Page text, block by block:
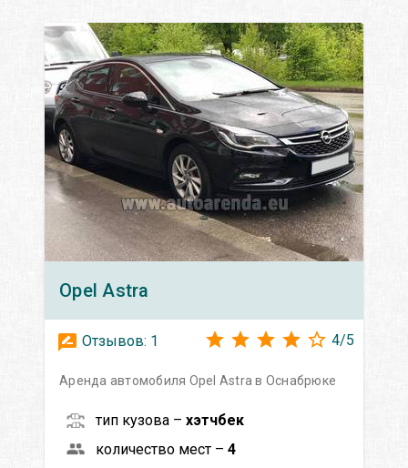
Opel Astra
Отзывов: 1 4/5
Аренда автомобиля Opel Astra в Оснабрюке
тип кузова – хэтчбек
количество мест – 4